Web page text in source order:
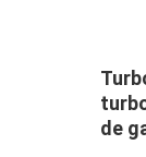
de